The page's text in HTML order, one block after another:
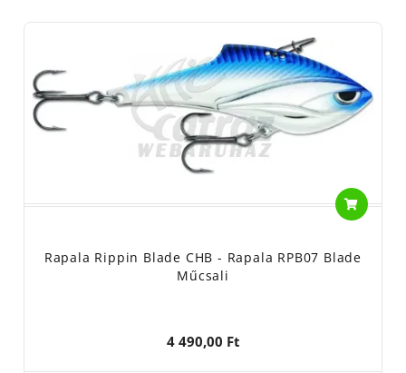
Rapala Rippin Blade CHB - Rapala RPB07 Blade
Műcsali
4 490,00 Ft